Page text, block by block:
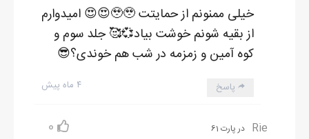
خیلی ممنونم از حمایتت 🥹🥹😍😍 امیدوارم
از بقیه شونم خوشت بیاد💞🥰 جلد سوم و
کوه آمین و زمزمه در شب هم خوندی؟😎
۴ ماه پیش پاسخ
Rie در پارت 61 0